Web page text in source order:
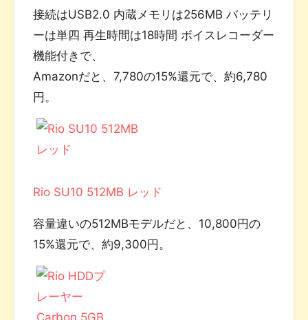
接続はUSB2.0 内蔵メモリは256MB バッテリ
ーは単四 再生時間は18時間 ボイスレコーダー
機能付きで、
Amazonだと、7,780の15%還元で、約6,780
円。
Rio SU10 512MB レッド
容量違いの512MBモデルだと、10,800円の
15%還元で、約9,300円。